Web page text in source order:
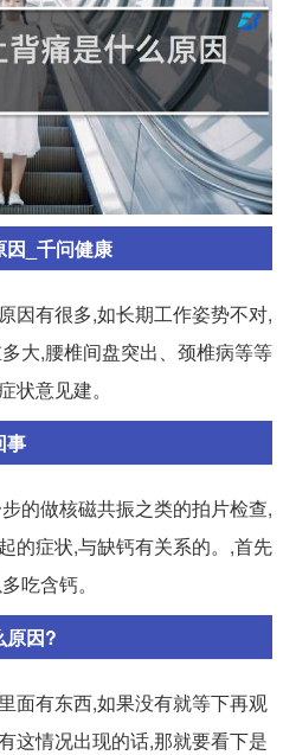
因_千问健康
因有很多,如长期工作姿势不对,
大,腰椎间盘突出、颈椎病等等
状意见建。
事
的做核磁共振之类的拍片检查,
的症状,与缺钙有关系的。,首先
吃含钙。
原因?
面有东西,如果没有就等下再观
这情况出现的话,那就要看下是